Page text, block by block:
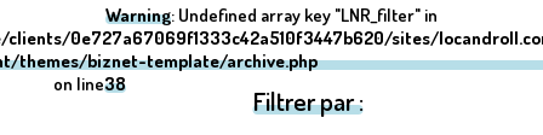
Warning: Undefined array key "LNR_filter" in
clients/0e727a67069f1333c42a510f3447b620/sites/
themes/biznet-template/archive.php
on line38
Filtrer par :